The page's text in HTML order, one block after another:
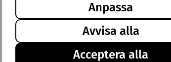
Anpassa
Avvisa alla
Acceptera alla